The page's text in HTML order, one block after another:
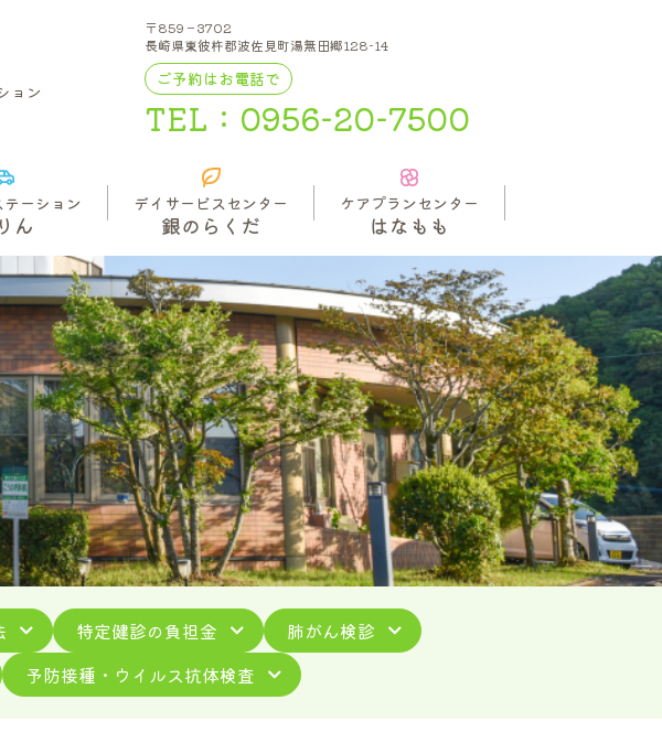
ョン
〒859－3702
長崎県東彼杵郡波佐見町湯無田郷128-14
ご予約はお電話で
TEL： 0956-20-7500
ーション
ん
デイサービスセンター
銀のらくだ
ケアプランセンター
はなもも
特定健診の負担金
肺がん検診
予防接種・ウイルス抗体検査